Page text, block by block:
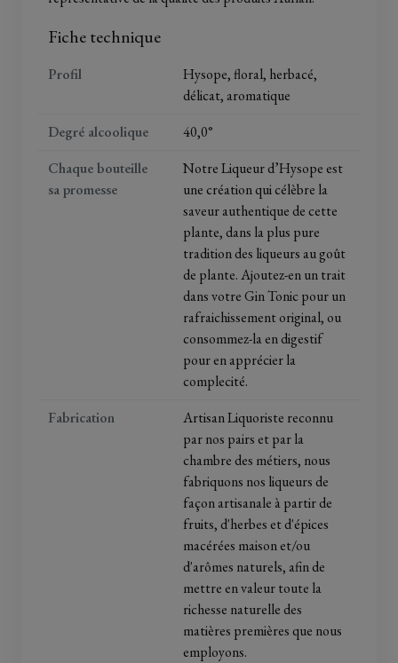
Fiche technique
Profil
Hysope, floral, herbacé,
délicat, aromatique
Degré alcoolique
40,0°
Chaque bouteille
sa promesse
Notre Liqueur d’Hysope est
une création qui célèbre la
saveur authentique de cette
plante, dans la plus pure
tradition des liqueurs au goût
de plante. Ajoutez-en un trait
dans votre Gin Tonic pour un
rafraichissement original, ou
consommez-la en digestif
pour en apprécier la
complecité.
Fabrication
Artisan Liquoriste reconnu
par nos pairs et par la
chambre des métiers, nous
fabriquons nos liqueurs de
façon artisanale à partir de
fruits, d'herbes et d'épices
macérées maison et/ou
d'arômes naturels, afin de
mettre en valeur toute la
richesse naturelle des
matières premières que nous
employons.